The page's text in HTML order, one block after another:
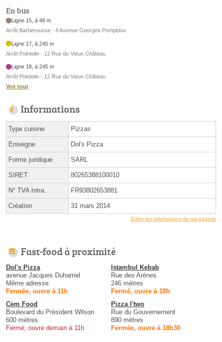
En bus
Ligne 15, à 48 m
Arrêt Barberousse - 8 Avenue Georges Pompidou
Ligne 17, à 245 m
Arrêt Pointelin - 12 Rue du Vieux Château
Ligne 18, à 245 m
Arrêt Pointelin - 12 Rue du Vieux Château
Voir tout
Informations
Type cuisine Pizzas
Enseigne Dol's Pizza
Forme juridique SARL
SIRET 80265388100010
N° TVA Intra. FR93802653881
Création 31 mars 2014
Éditer les informations de ma pizzeria
Fast-food à proximité
Dol's Pizza
avenue Jacques Duhamel
Même adresse
Fermée, ouvre à 11h
Istambul Kebab
Rue des Arènes
246 mètres
Fermé, ouvre à 18h
Cem Food
Boulevard du Président Wilson
600 mètres
Fermé, ouvre demain à 11h
Pizza l'two
Rue du Gouvernement
890 mètres
Fermée, ouvre à 18h30